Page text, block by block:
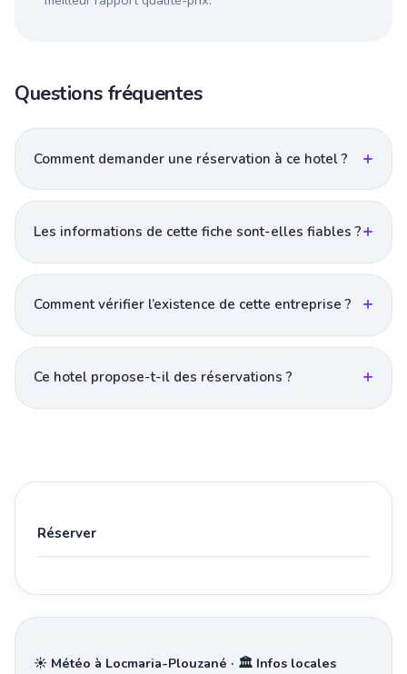
Questions fréquentes
Comment demander une réservation à ce hotel ?
Les informations de cette fiche sont-elles fiables ?
Comment vérifier l’existence de cette entreprise ?
Ce hotel propose-t-il des réservations ?
Réserver
☀️ Météo à Locmaria-Plouzané · 🏛️ Infos locales